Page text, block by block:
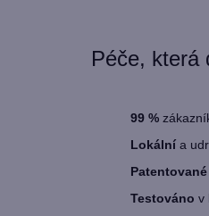
Péče, která
99 %
Lokální a
Patentované
Testováno v